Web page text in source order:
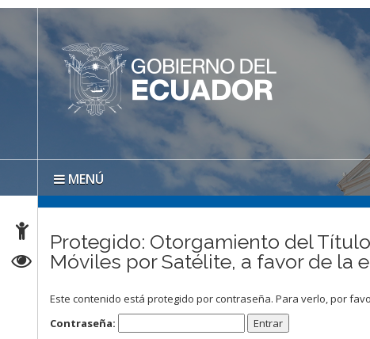
MENÚ
Protegido: Otorgamiento del
Móviles por Satélite, a favor de la
Este contenido está protegido por contraseña. Para verlo, por
Contraseña: